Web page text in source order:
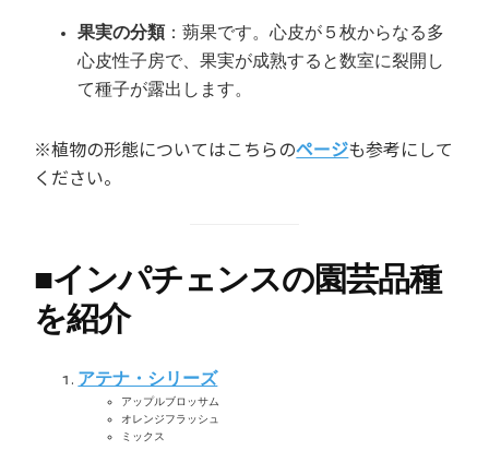
果実の分類 ：蒴果です。心皮が５枚からなる多
心皮性子房で、果実が成熟すると数室に裂開し
て種子が露出します。
※植物の形態についてはこちらのページも参考にして
ください。
■インパチェンスの園芸品種
を紹介
アテナ・シリーズ
アップルブロッサム
オレンジフラッシュ
ミックス